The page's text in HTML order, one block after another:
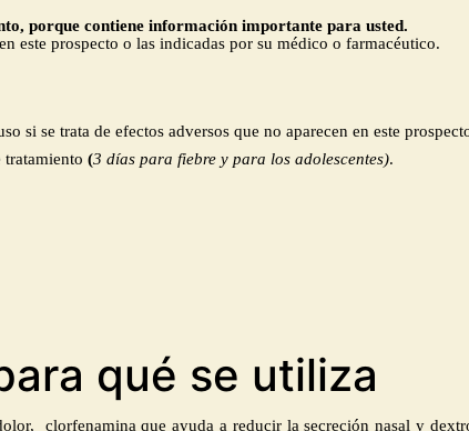
porque contiene información importante para usted.
este prospecto o las indicadas por su médico o farmacéutico.
si se trata de efectos adversos que no aparecen en este
tratamiento (3 días para fiebre y para los adolescentes).
qué se utiliza
clorfenamina que ayuda a reducir la secreción nasal y